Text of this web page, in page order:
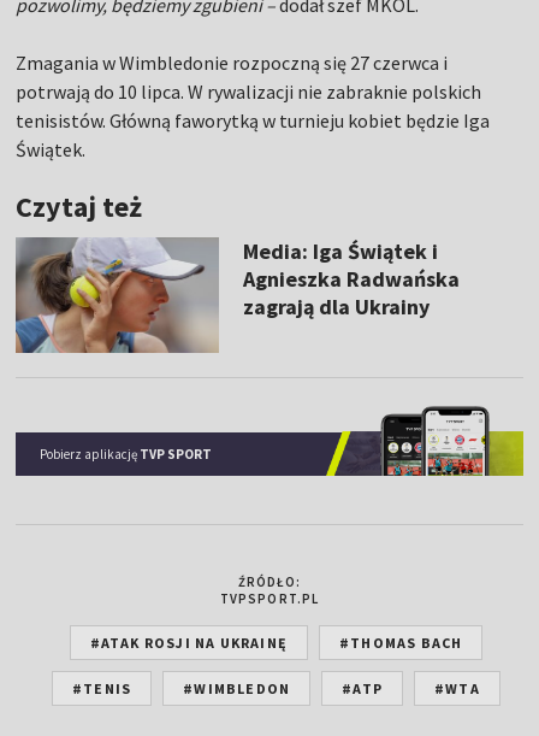
pozwolimy, będziemy zgubieni –dodał szef MKOL.
Zmagania w Wimbledonie rozpoczną się 27 czerwca i
potrwają do 10 lipca. W rywalizacji nie zabraknie polskich
tenisistów. Główną faworytką w turnieju kobiet będzie Iga
Świątek.
Czytaj też
Media: Iga Świątek i
Agnieszka Radwańska
zagrają dla Ukrainy
Pobierz aplikację TVP SPORT
ŹRÓDŁO:
TVPSPORT.PL
#ATAK ROSJI NA UKRAINĘ #THOMAS BACH
#TENIS #WIMBLEDON #ATP #WTA